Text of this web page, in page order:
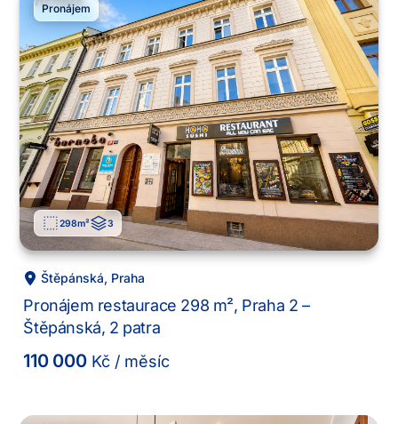
Pronájem
298m² 3
Štěpánská, Praha
Pronájem restaurace 298 m², Praha 2 –
Štěpánská, 2 patra
110 000Kč/ měsíc